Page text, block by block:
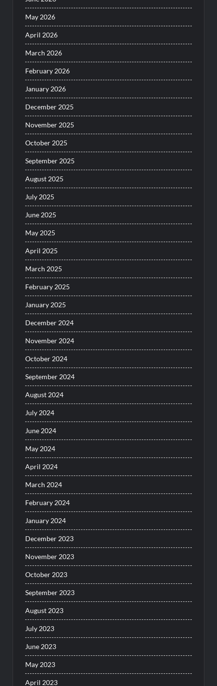
May 2026
April 2026
March 2026
February 2026
January 2026
December 2025
November 2025
October 2025
September 2025
August 2025
July 2025
June 2025
May 2025
April 2025
March 2025
February 2025
January 2025
December 2024
November 2024
October 2024
September 2024
August 2024
July 2024
June 2024
May 2024
April 2024
March 2024
February 2024
January 2024
December 2023
November 2023
October 2023
September 2023
August 2023
July 2023
June 2023
May 2023
April 2023